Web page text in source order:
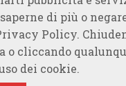
di più o
Policy.
o cliccando
dei cookie.